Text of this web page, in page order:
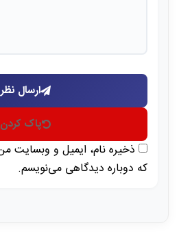
ارسال نظر
پاک کردن
ذخیره نام، ایمیل و وبسایت
که دوباره دیدگاهی می‌نویسم.